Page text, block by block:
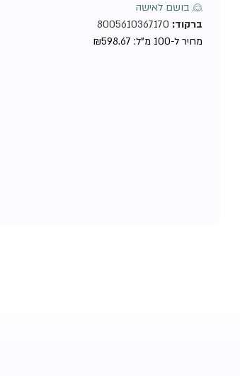
♀ בושם לאישה
ברקוד:
מחיר ל-100 מ"ל:
₪598.67